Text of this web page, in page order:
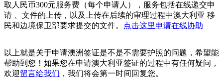
取人民币300元服务费（每个申请人），服务包括在线递交申
请 、文件的上传，以及上传在后续的审理过程中澳大利亚 移
民和边境保卫部要求提交的文件。
点击这里申请在线协助
以上就是关于申请澳洲签证是不是不需要护照的问题，希望能
帮助到您！如果您在申请澳大利亚签证的过程中有任何疑问，
欢迎留言给我们 ，我们将会第一时间回复您。